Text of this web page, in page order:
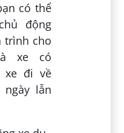
có thể
động
trình cho
xe có
xe đi về
ngày lẫn